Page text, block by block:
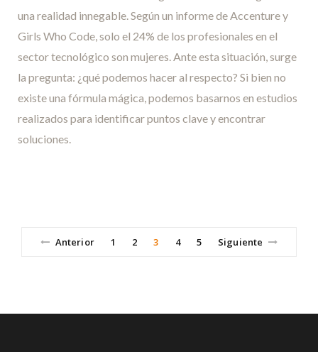
una realidad innegable. Según un informe de Accenture y
Girls Who Code, solo el 24% de los profesionales en el
sector tecnológico son mujeres. Ante esta situación, surge
la pregunta: ¿qué podemos hacer al respecto? Si bien no
existe una fórmula mágica, podemos basarnos en estudios
realizados para identificar puntos clave y encontrar
soluciones.
Anterior 1 2 3 4 5 Siguiente